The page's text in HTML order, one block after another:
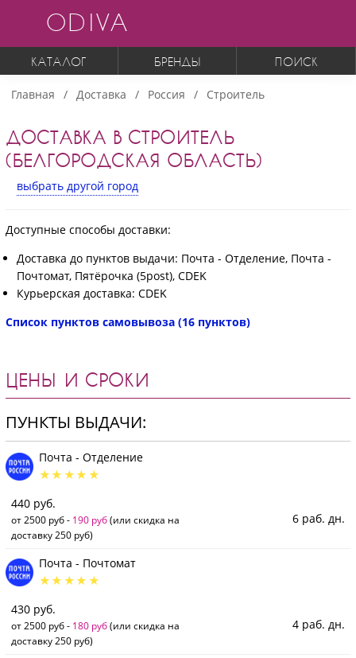
ODIVA
КАТАЛОГ БРЕНДЫ ПОИСК
Главная Доставка Россия Строитель
ДОСТАВКА В СТРОИТЕЛЬ
(БЕЛГОРОДСКАЯ ОБЛАСТЬ)
выбрать другой город
Доступные способы доставки:
Доставка до пунктов выдачи: Почта - Отделение, Почта -
Почтомат, Пятёрочка (5post), CDEK
Курьерская доставка: CDEK
Список пунктов самовывоза (16 пунктов)
ЦЕНЫ И СРОКИ
ПУНКТЫ ВЫДАЧИ:
Почта - Отделение
440 руб.
от 2500 руб - 190 руб(или скидка на
доставку 250 руб)
6 раб. дн.
Почта - Почтомат
430 руб.
от 2500 руб - 180 руб(или скидка на
доставку 250 руб)
4 раб. дн.